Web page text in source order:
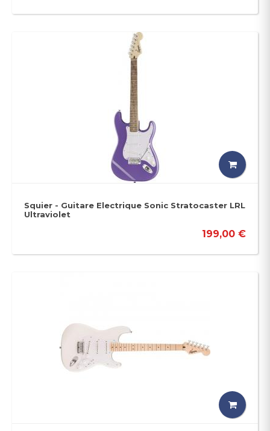
Squier - Guitare Electrique Sonic Stratocaster LRL
Ultraviolet
199,00 €